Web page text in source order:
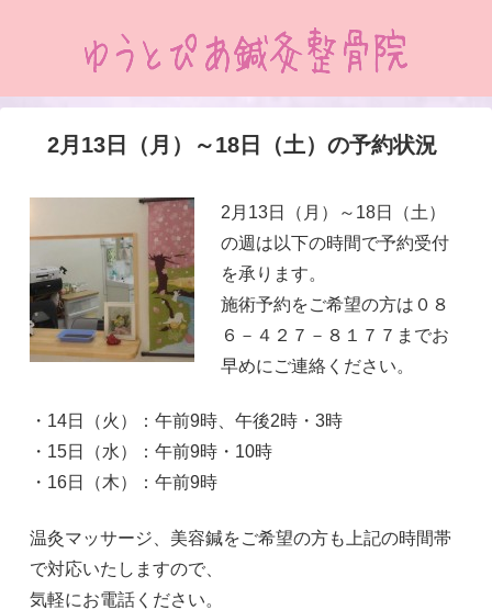
2月13日（月）～18日（土）の予約状況
2月13日（月）～18日（土）
の週は以下の時間で予約受付
を承ります。
施術予約をご希望の方は０８
６－４２７－８１７７までお
早めにご連絡ください。
・14日（火）：午前9時、午後2時・3時
・15日（水）：午前9時・10時
・16日（木）：午前9時
温灸マッサージ、美容鍼をご希望の方も上記の時間帯
で対応いたしますので、
気軽にお電話ください。